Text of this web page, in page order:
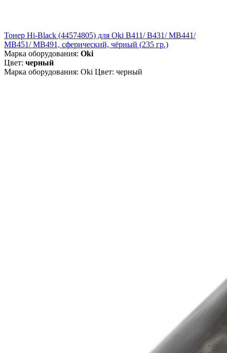
Тонер Hi-Black (44574805) для Oki B411/ B431/ MB441/
MB451/ MB491, сферический, чёрный (235 гр.)
Марка оборудования: Oki
Цвет: черный
Марка оборудования: Oki Цвет: черный